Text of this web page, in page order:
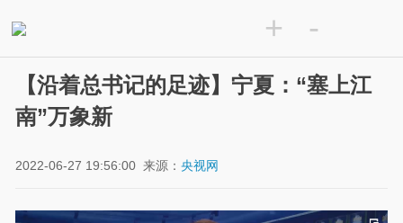
+ -
【沿着总书记的足迹】宁夏：“塞上江
南”万象新
2022-06-27 19:56:00 来源：央视网